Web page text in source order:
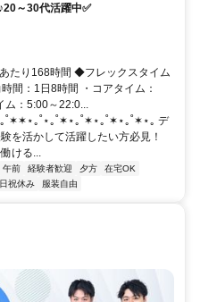
～30代活躍中✅
たり168時間 ◆フレックスタイム
間：1日8時間 ・コアタイム：
ム：5:00～22:0...
˚✶✶⋆｡˚⋆｡˚✶⋆｡˚✶⋆｡˚✶⋆｡˚✶⋆｡ デ
を活かして活躍したい方必見！
ける...
午前 経験者歓迎 夕方
在宅OK
祝休み 服装自由